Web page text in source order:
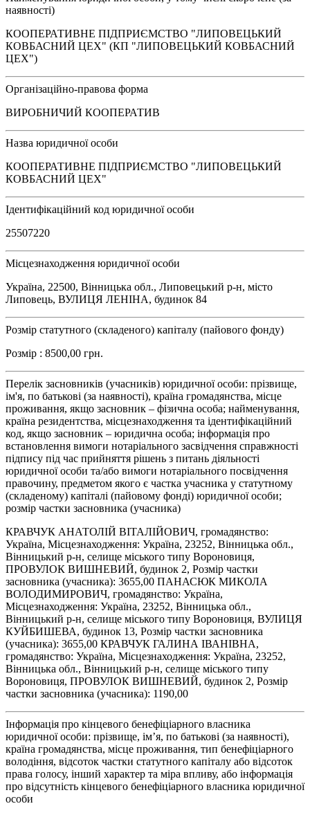
наявності)
КООПЕРАТИВНЕ ПІДПРИЄМСТВО "ЛИПОВЕЦЬКИЙ
КОВБАСНИЙ ЦЕХ" (КП "ЛИПОВЕЦЬКИЙ КОВБАСНИЙ
ЦЕХ")
Організаційно-правова форма
ВИРОБНИЧИЙ КООПЕРАТИВ
Назва юридичної особи
КООПЕРАТИВНЕ ПІДПРИЄМСТВО "ЛИПОВЕЦЬКИЙ
КОВБАСНИЙ ЦЕХ"
Ідентифікаційний код юридичної особи
25507220
Місцезнаходження юридичної особи
Україна, 22500, Вінницька обл., Липовецький р-н, місто
Липовець, ВУЛИЦЯ ЛЕНІНА, будинок 84
Розмір статутного (складеного) капіталу (пайового фонду)
Розмір : 8500,00 грн.
Перелік засновників (учасників) юридичної особи: прізвище,
ім'я, по батькові (за наявності), країна громадянства, місце
проживання, якщо засновник – фізична особа; найменування,
країна резидентства, місцезнаходження та ідентифікаційний
код, якщо засновник – юридична особа; інформація про
встановлення вимоги нотаріального засвідчення справжності
підпису під час прийняття рішень з питань діяльності
юридичної особи та/або вимоги нотаріального посвідчення
правочину, предметом якого є частка учасника у статутному
(складеному) капіталі (пайовому фонді) юридичної особи;
розмір частки засновника (учасника)
КРАВЧУК АНАТОЛІЙ ВІТАЛІЙОВИЧ, громадянство:
Україна, Місцезнаходження: Україна, 23252, Вінницька обл.,
Вінницький р-н, селище міського типу Вороновиця,
ПРОВУЛОК ВИШНЕВИЙ, будинок 2, Розмір частки
засновника (учасника): 3655,00 ПАНАСЮК МИКОЛА
ВОЛОДИМИРОВИЧ, громадянство: Україна,
Місцезнаходження: Україна, 23252, Вінницька обл.,
Вінницький р-н, селище міського типу Вороновиця, ВУЛИЦЯ
КУЙБИШЕВА, будинок 13, Розмір частки засновника
(учасника): 3655,00 КРАВЧУК ГАЛИНА ІВАНІВНА,
громадянство: Україна, Місцезнаходження: Україна, 23252,
Вінницька обл., Вінницький р-н, селище міського типу
Вороновиця, ПРОВУЛОК ВИШНЕВИЙ, будинок 2, Розмір
частки засновника (учасника): 1190,00
Інформація про кінцевого бенефіціарного власника
юридичної особи: прізвище, ім’я, по батькові (за наявності),
країна громадянства, місце проживання, тип бенефіціарного
володіння, відсоток частки статутного капіталу або відсоток
права голосу, інший характер та міра впливу, або інформація
про відсутність кінцевого бенефіціарного власника юридичної
особи